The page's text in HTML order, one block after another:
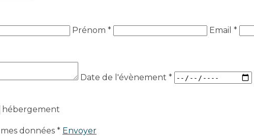
Prénom * Email *
Date de l'évènement *
hébergement
données * Envoyer